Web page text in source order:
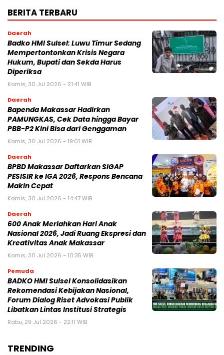
BERITA TERBARU
Daerah
Badko HMI Sulsel: Luwu Timur Sedang
Mempertontonkan Krisis Negara
Hukum, Bupati dan Sekda Harus
Diperiksa
Kamis, 30 Jul 2026 - 21:41 WIB
Daerah
Bapenda Makassar Hadirkan
PAMUNGKAS, Cek Data hingga Bayar
PBB-P2 Kini Bisa dari Genggaman
Kamis, 30 Jul 2026 - 19:01 WIB
Daerah
BPBD Makassar Daftarkan SIGAP
PESISIR ke IGA 2026, Respons Bencana
Makin Cepat
Kamis, 30 Jul 2026 - 14:47 WIB
Daerah
600 Anak Meriahkan Hari Anak
Nasional 2026, Jadi Ruang Ekspresi dan
Kreativitas Anak Makassar
Kamis, 30 Jul 2026 - 10:35 WIB
Pemuda
BADKO HMI Sulsel Konsolidasikan
Rekomendasi Kebijakan Nasional,
Forum Dialog Riset Advokasi Publik
Libatkan Lintas Institusi Strategis
Rabu, 29 Jul 2026 - 22:11 WIB
TRENDING